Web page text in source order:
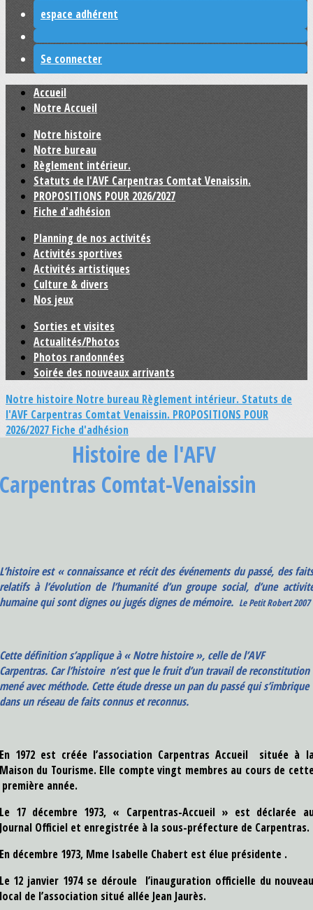
espace adhérent
Se connecter
Accueil
Notre Accueil
Notre histoire
Notre bureau
Règlement intérieur.
Statuts de l'AVF Carpentras Comtat Venaissin.
PROPOSITIONS POUR 2026/2027
Fiche d'adhésion
Planning de nos activités
Activités sportives
Activités artistiques
Culture & divers
Nos jeux
Sorties et visites
Actualités/Photos
Photos randonnées
Soirée des nouveaux arrivants
Notre histoire Notre bureau Règlement intérieur. Statuts de
l'AVF Carpentras Comtat Venaissin. PROPOSITIONS POUR
2026/2027 Fiche d'adhésion
Histoire de l'AFV
Comtat-Venaissin
est « connaissance et récit des événements du passé, des
à l’évolution de l’humanité d’un groupe social, d’une
qui sont dignes ou jugés dignes de mémoire. Le Petit Robert 2007
définition s’applique à « Notre histoire », celle de l’AVF
Car l’histoire n’est que le fruit d’un travail de reconstitution
avec méthode. Cette étude dresse un pan du passé qui s’imbrique
un réseau de faits connus et reconnus.
1972 est créée l’association Carpentras Accueil
située à
du Tourisme. Elle compte vingt membres au cours de
année.
17 décembre 1973, « Carpentras-Accueil » est déclarée
Officiel et enregistrée à la sous-préfecture de Carpentras.
décembre 1973, Mme Isabelle Chabert est élue présidente .
12 janvier 1974 se déroule l’inauguration officielle du
de l’association situé allée Jean Jaurès.